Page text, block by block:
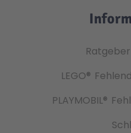
LEGO®
PLAYMOBIL®